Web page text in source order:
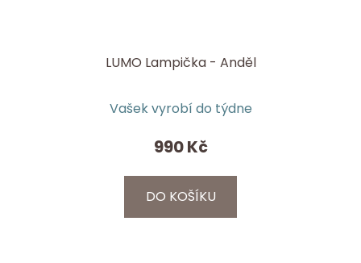
LUMO Lampička - Anděl
Vašek vyrobí do týdne
990 Kč
DO KOŠÍKU